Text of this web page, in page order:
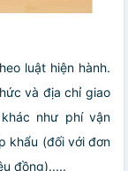
luật hiện hành.
và địa chỉ giao
như phí vận
khẩu (đối với đơn
đồng).....